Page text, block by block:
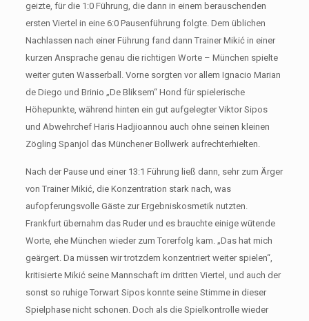
geizte, für die 1:0 Führung, die dann in einem berauschenden
ersten Viertel in eine 6:0 Pausenführung folgte. Dem üblichen
Nachlassen nach einer Führung fand dann Trainer Mikić in einer
kurzen Ansprache genau die richtigen Worte – München spielte
weiter guten Wasserball. Vorne sorgten vor allem Ignacio Marian
de Diego und Brinio „De Bliksem“ Hond für spielerische
Höhepunkte, während hinten ein gut aufgelegter Viktor Sipos
und Abwehrchef Haris Hadjioannou auch ohne seinen kleinen
Zögling Spanjol das Münchener Bollwerk aufrechterhielten.
Nach der Pause und einer 13:1 Führung ließ dann, sehr zum Ärger
von Trainer Mikić, die Konzentration stark nach, was
aufopferungsvolle Gäste zur Ergebniskosmetik nutzten.
Frankfurt übernahm das Ruder und es brauchte einige wütende
Worte, ehe München wieder zum Torerfolg kam. „Das hat mich
geärgert. Da müssen wir trotzdem konzentriert weiter spielen“,
kritisierte Mikić seine Mannschaft im dritten Viertel, und auch der
sonst so ruhige Torwart Sipos konnte seine Stimme in dieser
Spielphase nicht schonen. Doch als die Spielkontrolle wieder